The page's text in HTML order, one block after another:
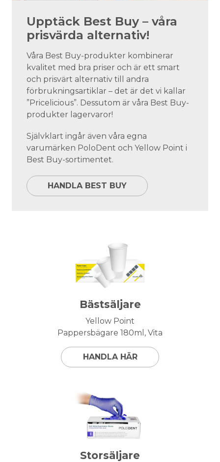
Upptäck Best Buy – våra
prisvärda alternativ!
Våra Best Buy-produkter kombinerar
kvalitet med bra priser och är ett smart
och prisvärt alternativ till andra
förbrukningsartiklar – det är det vi kallar
”Pricelicious”. Dessutom är våra Best Buy-
produkter lagervaror!
Självklart ingår även våra egna
varumärken PoloDent och Yellow Point i
Best Buy-sortimentet.
HANDLA BEST BUY
Bästsäljare
Yellow Point
Pappersbägare 180ml, Vita
HANDLA HÄR
Storsäljare